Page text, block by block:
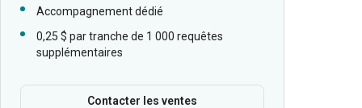
Accompagnement dédié
0,25 $ par tranche de 1 000 requêtes
supplémentaires
Contacter les ventes